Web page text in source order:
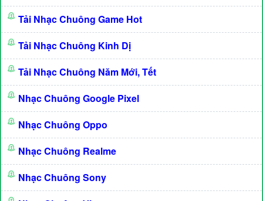
Tải Nhạc Chuông Game Hot
Tải Nhạc Chuông Kinh Dị
Tải Nhạc Chuông Năm Mới, Tết
Nhạc Chuông Google Pixel
Nhạc Chuông Oppo
Nhạc Chuông Realme
Nhạc Chuông Sony